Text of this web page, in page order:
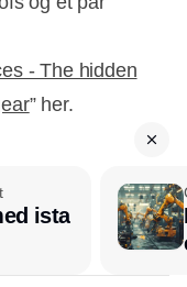
- The hidden
” her.
ista